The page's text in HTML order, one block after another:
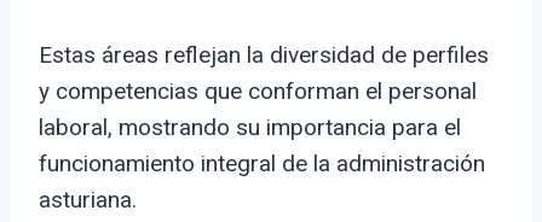
Estas áreas reflejan la diversidad de perfiles
y competencias que conforman el personal
laboral, mostrando su importancia para el
funcionamiento integral de la administración
asturiana.